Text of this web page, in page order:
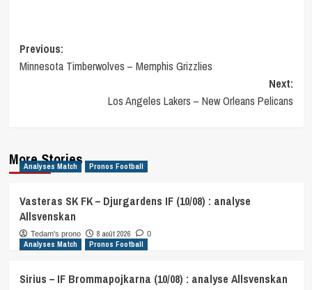
Post
navigation
Previous:
Minnesota Timberwolves – Memphis Grizzlies
Next:
Los Angeles Lakers – New Orleans Pelicans
More Stories
Analyses Match Pronos Football
Vasteras SK FK – Djurgardens IF (10/08) : analyse
Allsvenskan
Tedam's prono 8 août 2026 0
Analyses Match Pronos Football
Sirius – IF Brommapojkarna (10/08) : analyse Allsvenskan